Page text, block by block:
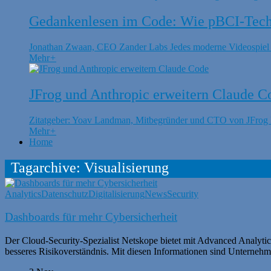
Gedankenlesen im Code: Wie pBCI-
Jonathan Zwaan, CEO Zander Labs Jedes moderne
Mehr+
JFrog und Anthropic erweitern Claude
Zitatgeber: Yoav Landman, Mitbegründer und CTO von
Mehr+
Home
Tagarchive: Visualisierung
AnalyticsDatenschutzDigitalisierungNewsSecurity
Dashboards für mehr Cybersicherheit
Der Cloud-Security-Spezialist Netskope bietet mit Advanced
besseres Risikoverständnis. Mit diesen Informationen sind